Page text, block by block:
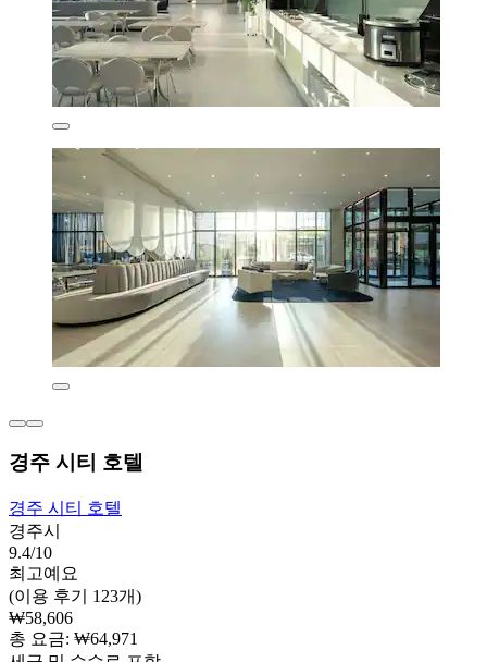
경주 시티 호텔
경주 시티 호텔
경주시
9.4/10
최고예요
(이용 후기 123개)
₩58,606
총 요금: ₩64,971